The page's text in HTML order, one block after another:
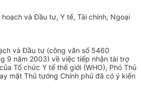
hoạch và Đầu tư, Y tế, Tài chính, Ngoại
và Đầu tư (công văn số 5460
9 năm 2003) về việc tiếp nhận tài trợ
Tổ chức Y tế thế giới (WHO), Phó Thủ
mặt Thủ tướng Chính phủ đã có ý kiến